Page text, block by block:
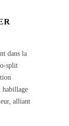
dans la
split
habillage
alliant